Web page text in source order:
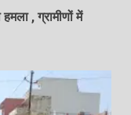
, ग्रामीणों में